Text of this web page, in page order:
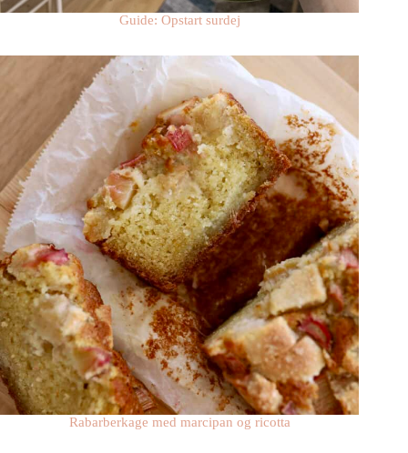
Guide: Opstart surdej
Rabarberkage med marcipan og ricotta